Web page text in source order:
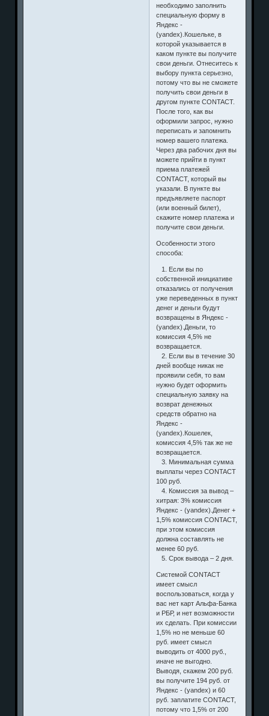
необходимо заполнить
специальную форму в
Яндекс -
(yandex).Кошельке, в
которой указывается в
каком пункте вы получите
свои деньги. Отнеситесь к
выбору пункта серьезно,
потому что вы не сможете
получить свои деньги в
другом пункте CONTACT.
После того, как вы
оформили запрос, нужно
переписать и запомнить
номер вашего платежа.
Через два рабочих дня вы
можете прийти в пункт
приема платежей
CONTACT, который вы
указали. В пункте вы
предъявляете паспорт
(или военный билет),
скажите номер платежа и
получите свои деньги.
Особенности этого
способа:
1. Если вы по
собственной инициативе
отказались от получения
уже переведенных в пункт
денег и деньги будут
возвращены в Яндекс -
(yandex).Деньги, то
комиссия 4,5% не
возвращается.
2. Если вы в течение 30
дней вообще никак не
проявили себя, то вам
нужно будет оформить
специальную заявку на
возврат денежных
средств обратно на
Яндекс -
(yandex).Кошелек,
комиссия 4,5% так же не
возвращается.
3. Минимальная сумма
выплаты через CONTACT
100 руб.
4. Комиссия за вывод –
хитрая: 3% комиссия
Яндекс - (yandex).Денег +
1,5% комиссия CONTACT,
при этом комиссия
должна составлять не
менее 60 руб.
5. Срок вывода – 2 дня.
Системой CONTACT
имеет смысл
воспользоваться, когда у
вас нет карт Альфа-Банка
и РБР, и нет возможности
их сделать. При комиссии
1,5% но не меньше 60
руб. имеет смысл
выводить от 4000 руб.,
иначе не выгодно.
Выводя, скажем 200 руб.
вы получите 194 руб. от
Яндекс - (yandex) и 60
руб. заплатите CONTACT,
потому что 1,5% от 200